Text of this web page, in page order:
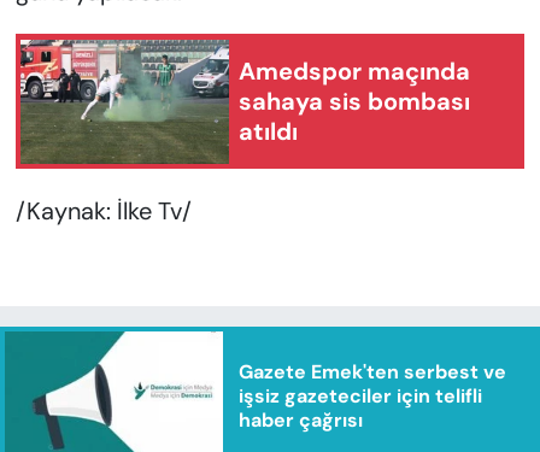
Amedspor maçında
sahaya sis bombası
atıldı
/Kaynak: İlke Tv/
Gazete Emek'ten serbest ve
işsiz gazeteciler için telifli
haber çağrısı